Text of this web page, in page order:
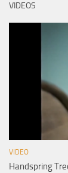
VIDEOS
VIDEO
Handspring